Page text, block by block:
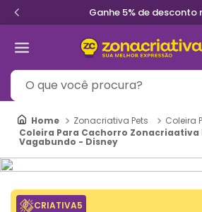
Ganhe 5% de desconto
O que você procura?
Zonacriativa Pets
Coleira
Coleira Para Cachorro Zonacriaativa
Vagabundo - Disney
CRIATIVA5